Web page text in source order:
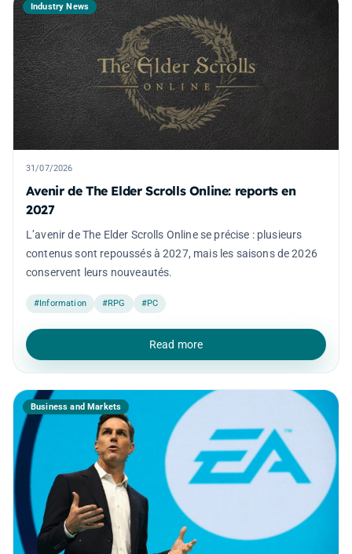
Industry News
31/07/2026
Avenir de The Elder Scrolls Online: reports en
2027
L’avenir de The Elder Scrolls Online se précise : plusieurs
contenus sont repoussés à 2027, mais les saisons de 2026
conservent leurs nouveautés.
#Information #RPG #PC
Read more
Business and Markets